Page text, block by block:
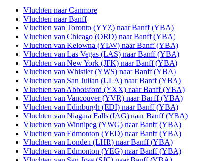
Vluchten naar Canmore
Vluchten naar Banff
Vluchten van Toronto (YYZ) naar Banff (YBA)
Vluchten van Chicago (ORD) naar Banff (YBA)
Vluchten van Kelowna (YLW) naar Banff (YBA)
Vluchten van Las Vegas (LAS) naar Banff (YBA)
Vluchten van New York (JFK) naar Banff (YBA)
Vluchten van Whistler (YWS) naar Banff (YBA)
Vluchten van San Julian (ULA) naar Banff (YBA)
Vluchten van Abbotsford (YXX) naar Banff (YBA)
Vluchten van Vancouver (YVR) naar Banff (YBA)
Vluchten van Edinburgh (EDI) naar Banff (YBA)
Vluchten van Niagara Falls (IAG) naar Banff (YBA)
Vluchten van Winnipeg (YWG) naar Banff (YBA)
Vluchten van Edmonton (YED) naar Banff (YBA)
Vluchten van Londen (LHR) naar Banff (YBA)
Vluchten van Edmonton (YEG) naar Banff (YBA)